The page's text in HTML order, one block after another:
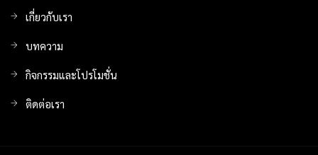
เกี่ยวกับเรา
บทความ
กิจกรรมและโปรโมชั่น
ติดต่อเรา